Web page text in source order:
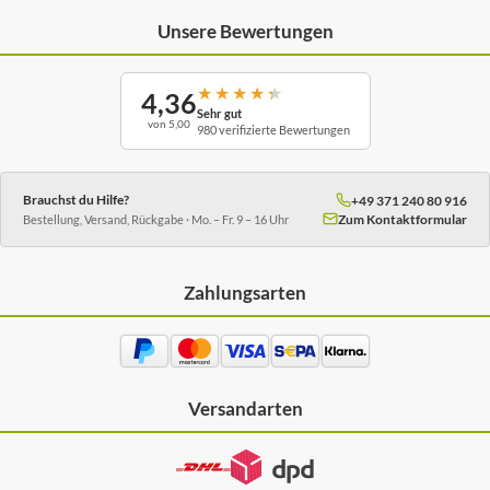
Unsere Bewertungen
4,36
von 5,00
★ ★ ★ ★ ★
Sehr gut
980 verifizierte Bewertungen
Brauchst du Hilfe?
Bestellung, Versand, Rückgabe · Mo. – Fr. 9 – 16 Uhr
+49 371 240 80 916
Zum Kontaktformular
Zahlungsarten
Versandarten